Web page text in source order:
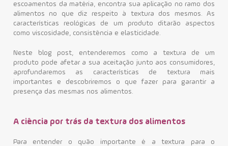
escoamentos da matéria, encontra sua aplicação no ramo dos
alimentos no que diz respeito à textura dos mesmos. As
características reológicas de um produto ditarão aspectos
como viscosidade, consistência e elasticidade.
Neste blog post, entenderemos como a textura de um
produto pode afetar a sua aceitação junto aos consumidores,
aprofundaremos as características de textura mais
importantes e descobriremos o que fazer para garantir a
presença das mesmas nos alimentos.
A ciência por trás da textura dos alimentos
Para entender o quão importante é a textura para o